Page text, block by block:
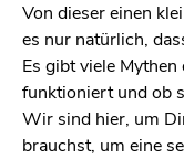
Von dieser einen
es nur natürlich,
Es gibt viele
funktioniert und ob
Wir sind hier, um
brauchst, um eine